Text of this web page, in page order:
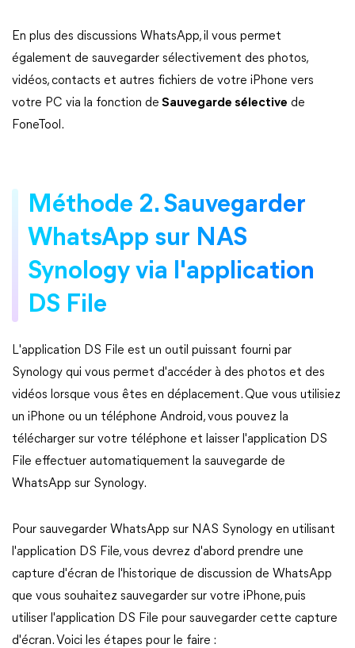
En plus des discussions WhatsApp, il vous permet
également de sauvegarder sélectivement des photos,
vidéos, contacts et autres fichiers de votre iPhone vers
votre PC via la fonction de Sauvegarde sélective de
FoneTool.
Méthode 2. Sauvegarder
WhatsApp sur NAS
Synology via l'application
DS File
L'application DS File est un outil puissant fourni par
Synology qui vous permet d'accéder à des photos et des
vidéos lorsque vous êtes en déplacement. Que vous utilisiez
un iPhone ou un téléphone Android, vous pouvez la
télécharger sur votre téléphone et laisser l'application DS
File effectuer automatiquement la sauvegarde de
WhatsApp sur Synology.
Pour sauvegarder WhatsApp sur NAS Synology en utilisant
l'application DS File, vous devrez d'abord prendre une
capture d'écran de l'historique de discussion de WhatsApp
que vous souhaitez sauvegarder sur votre iPhone, puis
utiliser l'application DS File pour sauvegarder cette capture
d'écran. Voici les étapes pour le faire :